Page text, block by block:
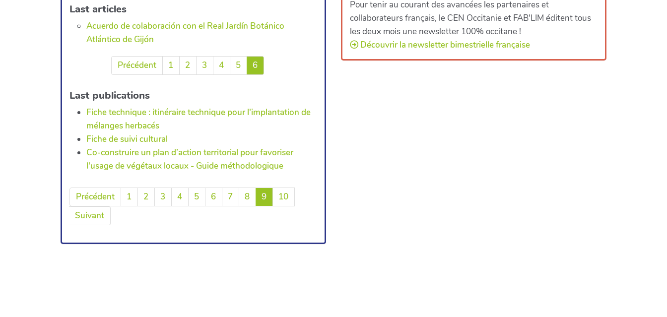
Last articles
Acuerdo de colaboración con el Real Jardín Botánico
Atlántico de Gijón
Précédent 1 2 3 4 5 6
Last publications
Fiche technique : itinéraire technique pour l'implantation de
mélanges herbacés
Fiche de suivi cultural
Co-construire un plan d’action territorial pour favoriser
l'usage de végétaux locaux - Guide méthodologique
Précédent 1 2 3 4 5 6 7 8 9
10
Suivant
Pour tenir au courant des avancées les partenaires et
collaborateurs français, le CEN Occitanie et FAB'LIM éditent tous
les deux mois une newsletter 100% occitane !
Découvrir la newsletter bimestrielle française